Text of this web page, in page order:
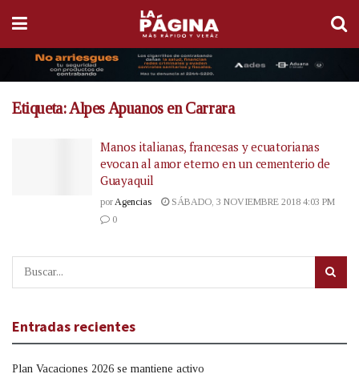
Etiqueta:Alpes Apuanos en Carrara
Manos italianas, francesas y ecuatorianas
evocan al amor eterno en un cementerio de
Guayaquil
por Agencias
SÁBADO, 3 NOVIEMBRE 2018 4:03 PM
0
Entradas recientes
Plan Vacaciones 2026 se mantiene activo